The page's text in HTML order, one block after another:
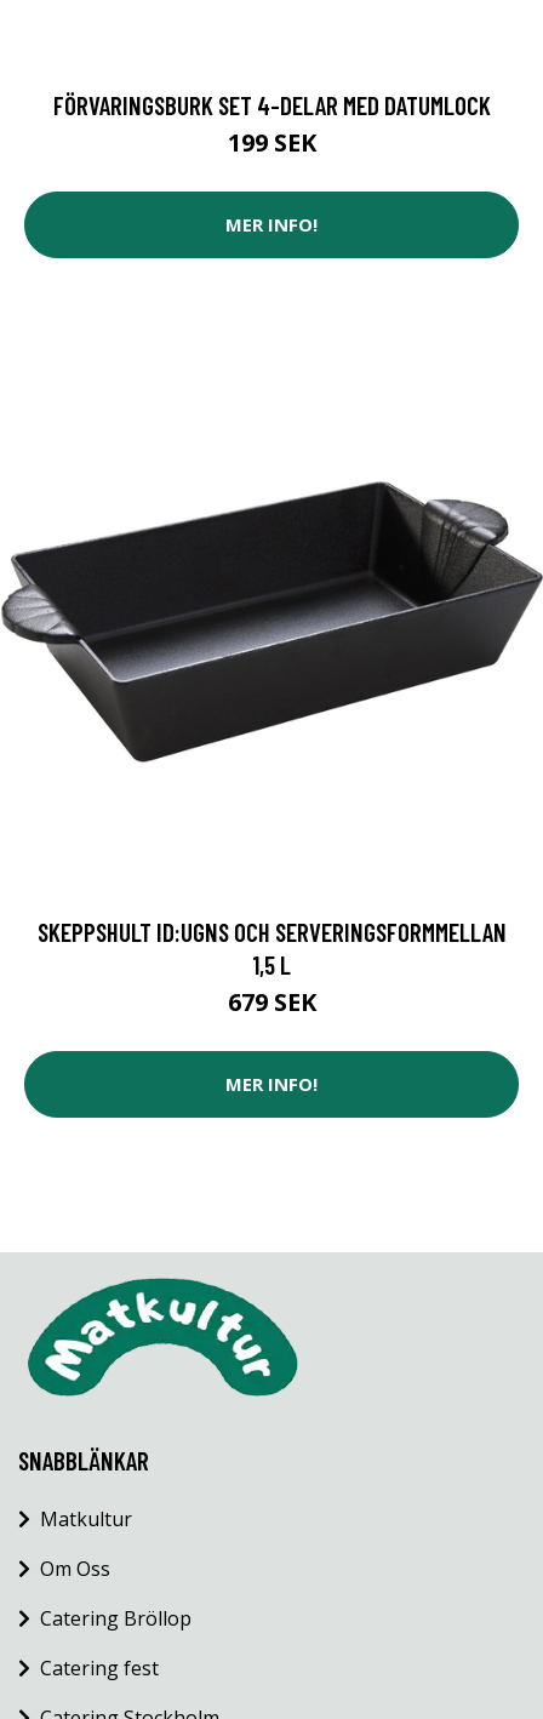
FÖRVARINGSBURK SET 4-DELAR MED DATUMLOCK
199 SEK
MER INFO!
SKEPPSHULT ID:UGNS OCH SERVERINGSFORMMELLAN
1,5 L
679 SEK
MER INFO!
SNABBLÄNKAR
Matkultur
Om Oss
Catering Bröllop
Catering fest